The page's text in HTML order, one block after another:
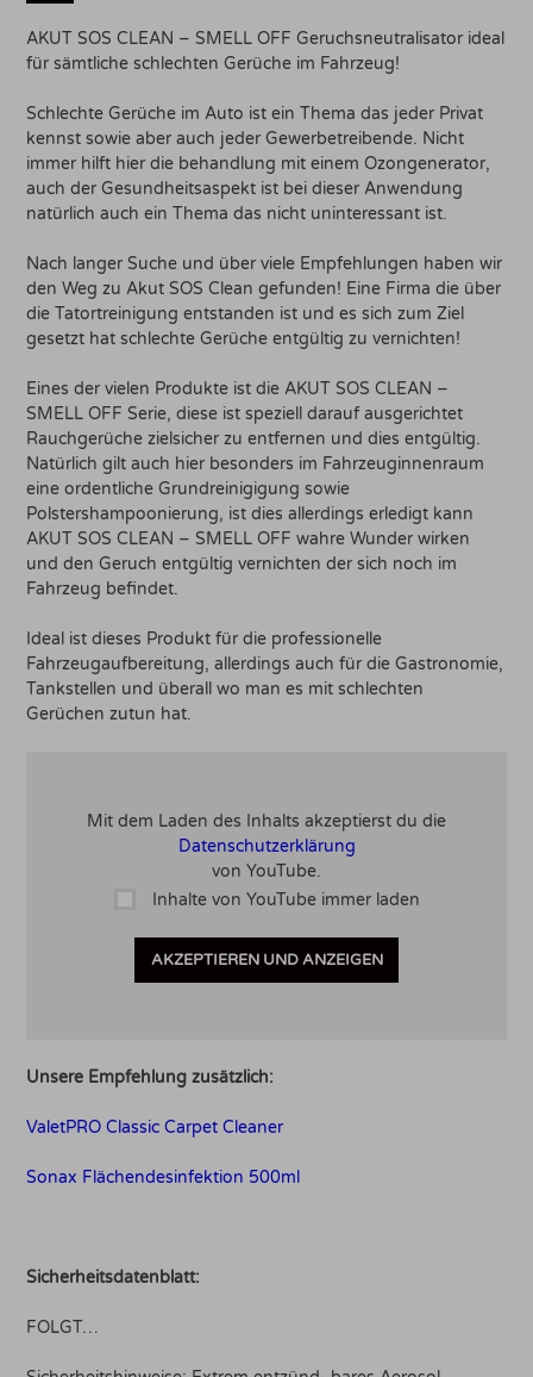
AKUT SOS CLEAN – SMELL OFF Geruchsneutralisator ideal
für sämtliche schlechten Gerüche im Fahrzeug!
Schlechte Gerüche im Auto ist ein Thema das jeder Privat
kennst sowie aber auch jeder Gewerbetreibende. Nicht
immer hilft hier die behandlung mit einem Ozongenerator,
auch der Gesundheitsaspekt ist bei dieser Anwendung
natürlich auch ein Thema das nicht uninteressant ist.
Nach langer Suche und über viele Empfehlungen haben wir
den Weg zu Akut SOS Clean gefunden! Eine Firma die über
die Tatortreinigung entstanden ist und es sich zum Ziel
gesetzt hat schlechte Gerüche entgültig zu vernichten!
Eines der vielen Produkte ist die AKUT SOS CLEAN –
SMELL OFF Serie, diese ist speziell darauf ausgerichtet
Rauchgerüche zielsicher zu entfernen und dies entgültig.
Natürlich gilt auch hier besonders im Fahrzeuginnenraum
eine ordentliche Grundreinigigung sowie
Polstershampoonierung, ist dies allerdings erledigt kann
AKUT SOS CLEAN – SMELL OFF wahre Wunder wirken
und den Geruch entgültig vernichten der sich noch im
Fahrzeug befindet.
Ideal ist dieses Produkt für die professionelle
Fahrzeugaufbereitung, allerdings auch für die Gastronomie,
Tankstellen und überall wo man es mit schlechten
Gerüchen zutun hat.
Mit dem Laden des Inhalts akzeptierst du die
Datenschutzerklärung
von YouTube.
Inhalte von YouTube immer laden
AKZEPTIEREN UND ANZEIGEN
Unsere Empfehlung zusätzlich:
ValetPRO Classic Carpet Cleaner
Sonax Flächendesinfektion 500ml
Sicherheitsdatenblatt:
FOLGT…